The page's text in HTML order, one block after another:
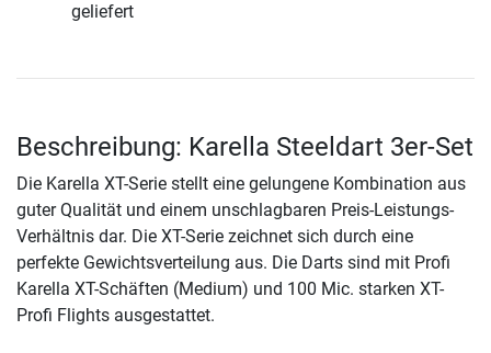
geliefert
Beschreibung: Karella Steeldart 3er-Set
Die Karella XT-Serie stellt eine gelungene Kombination aus
guter Qualität und einem unschlagbaren Preis-Leistungs-
Verhältnis dar. Die XT-Serie zeichnet sich durch eine
perfekte Gewichtsverteilung aus. Die Darts sind mit Profi
Karella XT-Schäften (Medium) und 100 Mic. starken XT-
Profi Flights ausgestattet.